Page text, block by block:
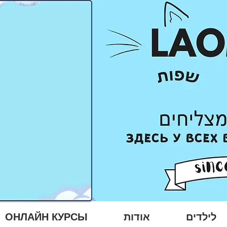
ОНЛАЙН КУРСЫ אודות לילדים